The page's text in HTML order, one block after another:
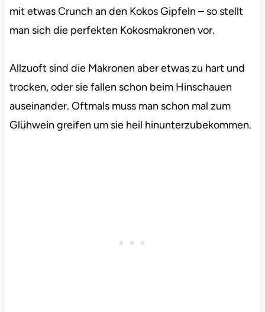
mit etwas Crunch an den Kokos Gipfeln – so stellt
man sich die perfekten Kokosmakronen vor.
Allzuoft sind die Makronen aber etwas zu hart und
trocken, oder sie fallen schon beim Hinschauen
auseinander. Oftmals muss man schon mal zum
Glühwein greifen um sie heil hinunterzubekommen.